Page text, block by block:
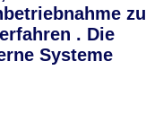
zu
. Die
Systeme